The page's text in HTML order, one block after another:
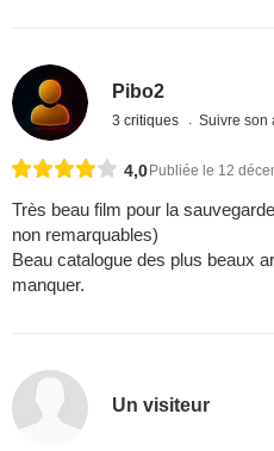
Pibo2
3 critiques Suivre son
4,0Publiée le 12
Très beau film pour la
non remarquables)
Beau catalogue des plus beaux
manquer.
Un visiteur